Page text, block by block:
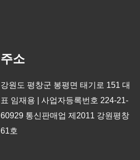
주소
강원도 평창군 봉평면 태기로 151 대
표 임재용 | 사업자등록번호 224-21-
60929 통신판매업 제2011 강원평창
61호